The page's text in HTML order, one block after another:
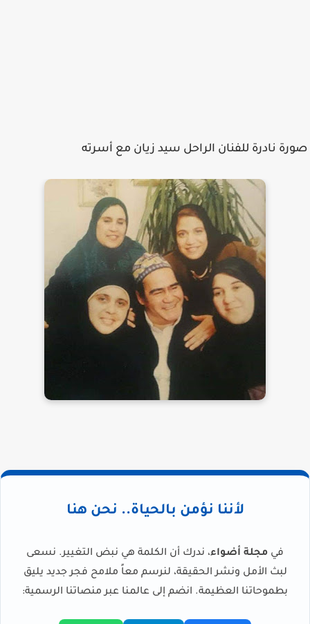
صورة نادرة للفنان الراحل سيد زيان مع أسرته
لأننا نؤمن بالحياة.. نحن هنا
في مجلة أضواء، ندرك أن الكلمة هي نبض التغيير. نسعى
لبث الأمل ونشر الحقيقة، لنرسم معاً ملامح فجر جديد يليق
بطموحاتنا العظيمة. انضم إلى عالمنا عبر منصاتنا الرسمية: